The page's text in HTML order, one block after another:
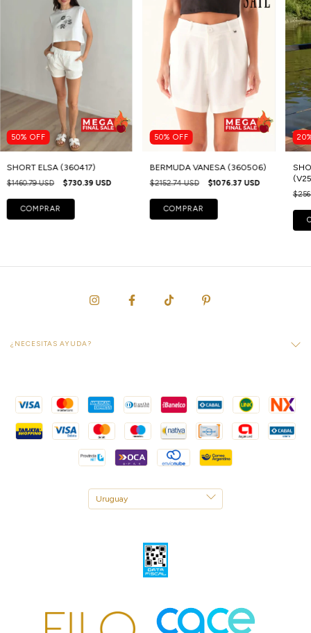
50% OFF
SHORT ELSA (360417)
$1460.79 USD $730.39 USD
COMPRAR
50% OFF
BERMUDA VANESA (360506)
$2152.74 USD $1076.37 USD
COMPRAR
20
¿NECESITAS AYUDA?